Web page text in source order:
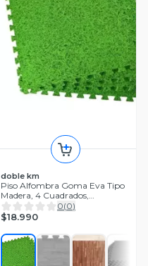
doble km
Piso Alfombra Goma Eva Tipo
Madera, 4 Cuadrados,
60x60cms
0(0)
$18.990